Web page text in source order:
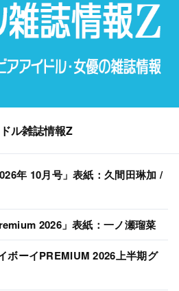
ル雑誌情報Z
年 10月号」表紙：久間田琳加 /
2026」表紙：一ノ瀬瑠菜
ボーイPREMIUM 2026上半期グ